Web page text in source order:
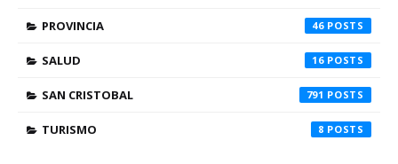
PROVINCIA 46
SALUD 16
SAN CRISTOBAL 791
TURISMO 8